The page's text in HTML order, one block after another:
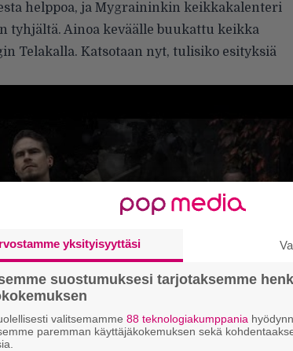
helppoa, ja Mygraininkin keikkakalenteri
tyhjältä. Ainoa keväälle buukattu keikka
Telakalla. Katsotaan nyt, tulisiko esityksiä
yksityisyyttäsi
suostumuksesi tarjotaksemme
valitsemamme 88 teknologiakumppania
paremman käyttäjäkokemuksen sekä